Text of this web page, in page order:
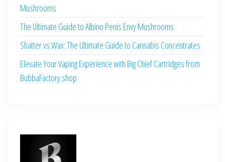
Mushrooms
The Ultimate Guide to Albino Penis Envy Mushrooms
Shatter vs Wax: The Ultimate Guide to Cannabis Concentrates
Elevate Your Vaping Experience with Big Chief Cartridges from
BubbaFactory.shop